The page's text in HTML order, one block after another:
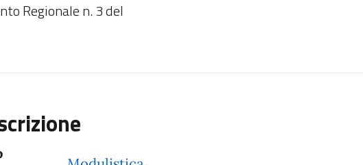
Regionale n. 3 del